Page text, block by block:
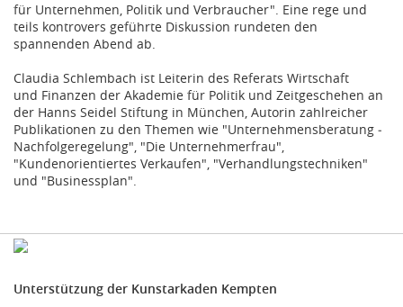
für Unternehmen, Politik und Verbraucher". Eine rege und
teils kontrovers geführte Diskussion rundeten den
spannenden Abend ab.
Claudia Schlembach ist Leiterin des Referats Wirtschaft
und Finanzen der Akademie für Politik und Zeitgeschehen an
der Hanns Seidel Stiftung in München, Autorin zahlreicher
Publikationen zu den Themen wie "Unternehmensberatung ‑
Nachfolgeregelung", "Die Unternehmerfrau",
"Kundenorientiertes Verkaufen", "Verhandlungstechniken"
und "Businessplan".
Unterstützung der Kunstarkaden Kempten